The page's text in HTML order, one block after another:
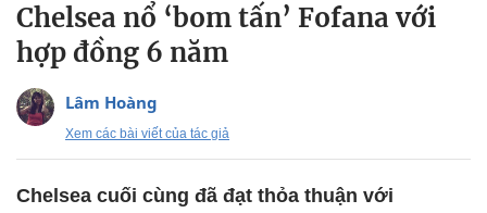
Chelsea nổ ‘bom tấn’ Fofana với
hợp đồng 6 năm
Lâm Hoàng
Xem các bài viết của tác giả
Chelsea cuối cùng đã đạt thỏa thuận với